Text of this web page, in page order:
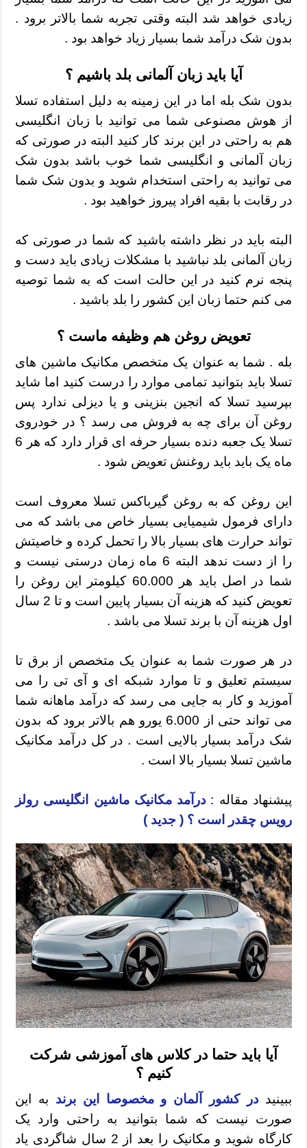
زیادی خواهد شد البته وقتی تجربه شما بالاتر برود .
بدون شک درآمد شما بسیار زیاد خواهد بود .
آیا باید زبان آلمانی بلد باشیم ؟
بدون شک بله اما در این زمینه به دلیل استفاده تسلا
از هوش مصنوعی شما می توانید با زبان انگلیسی
هم به راحتی در این برند کار کنید البته در صورتی که
زبان آلمانی و انگلیسی شما خوب باشد بدون شک
می توانید به راحتی استخدام شوید و بدون شک شما
در رقابت با بقیه افراد پیروز خواهید بود .
البته باید در نظر داشته باشید که شما در صورتی که
زبان آلمانی بلد نباشید با مشکلات زیادی باید دست و
پنجه نرم کنید در این حالت است که به شما توصیه
می کنم حتما زبان این کشور را بلد باشید .
تعویض روغن هم وظیفه ماست ؟
بله . شما به عنوان یک متخصص مکانیک ماشین های
تسلا باید بتوانید تمامی موارد را درست کنید اما شاید
بپرسید تسلا که انجین بنزینی و یا دیزلی ندارد پس
روغن آن برای چه به فروش می رسد ؟ در خودروی
تسلا یک جعبه دنده بسیار حرفه ای قرار دارد که هر 6
ماه یک باید باید روغنش تعویض شود .
این روغن که به روغن گیرباکس تسلا معروف است
دارای فرمول شیمیایی بسیار خاص می باشد که می
تواند حرارت های بسیار بالا را تحمل کرده و خاصیتش
را از دست ندهد البته 6 ماه زمان درستی نیست و
شما در اصل باید هر 60.000 کیلومتر این روغن را
تعویض کنید که هزینه آن بسیار پایین است و تا 2 سال
اول هزینه آن با برند تسلا می باشد .
در هر صورت شما به عنوان یک متخصص از برق تا
سیستم تعلیق و تا موارد شبکه ای و آی تی را می
آموزید و کار به جایی می رسد که درآمد ماهانه شما
می تواند حتی از 6.000 یورو هم بالاتر برود که بدون
شک درآمد بسیار بالایی است . در کل درآمد مکانیک
ماشین تسلا بسیار بالا است .
پیشنهاد مقاله :درآمد مکانیک ماشین انگلیسی رولز
رویس چقدر است ؟ ( جدید )
آیا باید حتما در کلاس های آموزشی شرکت
کنیم ؟
ببینیددر کشور آلمان و مخصوصا این برند به این
صورت نیست که شما بتوانید به راحتی وارد یک
کارگاه شوید و مکانیک را بعد از 2 سال شاگردی یاد